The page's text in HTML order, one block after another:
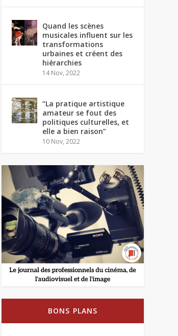
Quand les scènes
musicales influent sur les
transformations
urbaines et créent des
hiérarchies
14 Nov, 2022
“La pratique artistique
amateur se fout des
politiques culturelles, et
elle a bien raison”
10 Nov, 2022
BONS PLANS